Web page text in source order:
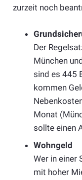
zurzeit noch
Der
München
sind es 445
kommen
Monat
sollte einen
Wohngeld
Wer in einer
mit hoher